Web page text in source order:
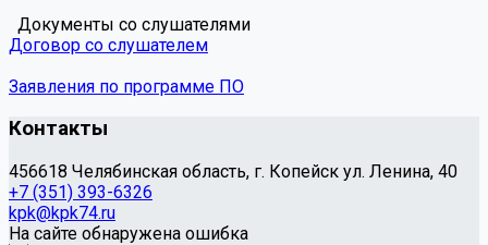
Документы со слушателями
Договор со слушателем
Заявления по программе ПО
Контакты
456618 Челябинская область, г. Копейск ул. Ленина, 40
+7 (351) 393-6326
kpk@kpk74.ru
На сайте обнаружена ошибка